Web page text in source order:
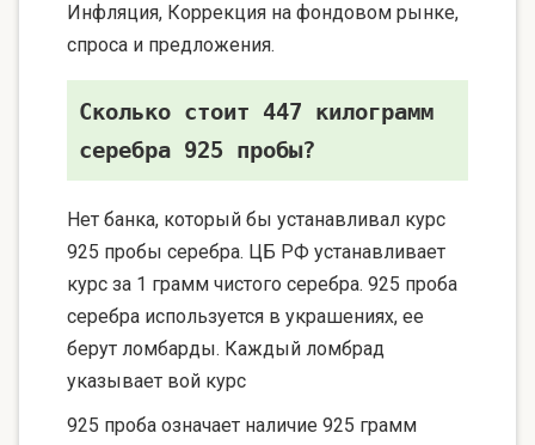
Инфляция, Коррекция на фондовом рынке,
спроса и предложения.
Сколько стоит 447 килограмм
серебра 925 пробы?
Нет банка, который бы устанавливал курс
925 пробы серебра. ЦБ РФ устанавливает
курс за 1 грамм чистого серебра. 925 проба
серебра используется в украшениях, ее
берут ломбарды. Каждый ломбрад
указывает вой курс
925 проба означает наличие 925 грамм